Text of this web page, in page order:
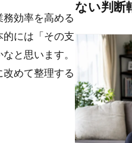
効率を高める
には「その支
と思います。
めて整理する
ない判断